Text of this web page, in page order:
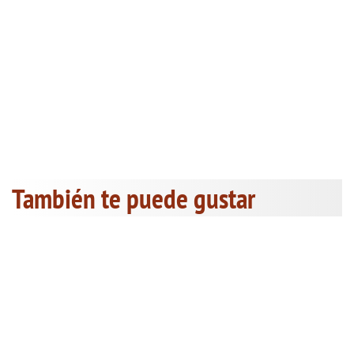
También te puede gustar